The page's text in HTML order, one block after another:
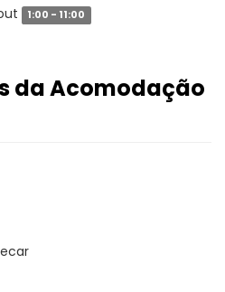
1:00 - 11:00
da Acomodação